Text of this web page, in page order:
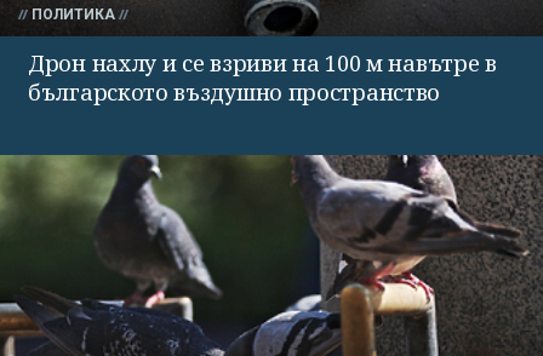
ПОЛИТИКА
Дрон нахлу и се взриви на 100 м навътре в
българското въздушно пространство